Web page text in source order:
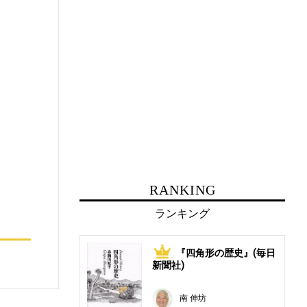
RANKING
ランキング
1
『四角形の歴史』(毎日
新聞社)
南 伸坊